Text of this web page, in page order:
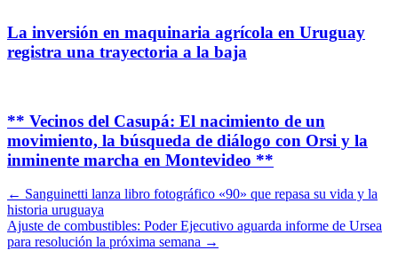
La inversión en maquinaria agrícola en Uruguay
registra una trayectoria a la baja
** Vecinos del Casupá: El nacimiento de un
movimiento, la búsqueda de diálogo con Orsi y la
inminente marcha en Montevideo **
Navegación
por
artículos
← Sanguinetti lanza libro fotográfico «90» que repasa su vida y la
historia uruguaya
Ajuste de combustibles: Poder Ejecutivo aguarda informe de Ursea
para resolución la próxima semana →